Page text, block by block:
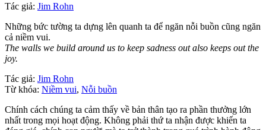
Tác giả: Jim Rohn
Những bức tường ta dựng lên quanh ta để ngăn nỗi buồn cũng ngăn
cả niềm vui.
The walls we build around us to keep sadness out also keeps out the
joy.
Tác giả: Jim Rohn
Từ khóa: Niềm vui, Nỗi buồn
Chính cách chúng ta cảm thấy về bản thân tạo ra phần thưởng lớn
nhất trong mọi hoạt động. Không phải thứ ta nhận được khiến ta